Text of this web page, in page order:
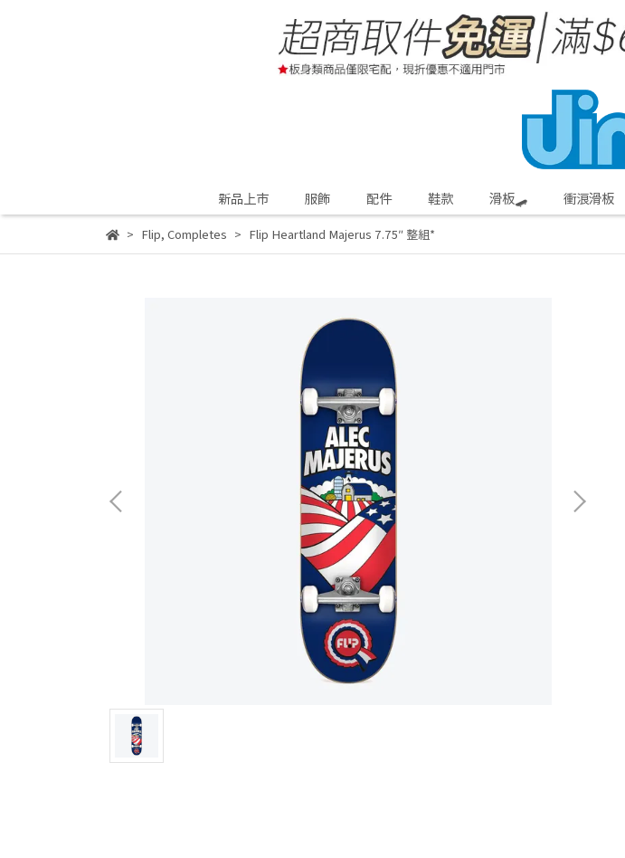
新品上市 服飾 配件 鞋款 滑板🛹 衝浪滑板
Flip, Completes Flip Heartland Majerus 7.75″ 整組*